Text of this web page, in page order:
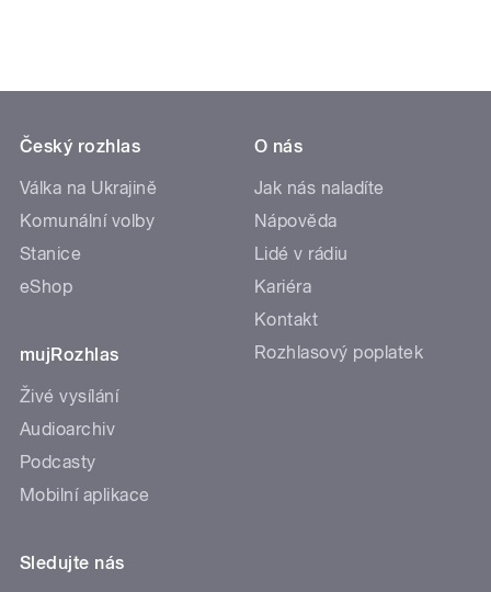
Český rozhlas
Válka na Ukrajině
Komunální volby
Stanice
eShop
mujRozhlas
Živé vysílání
Audioarchiv
Podcasty
Mobilní aplikace
O nás
Jak nás naladíte
Nápověda
Lidé v rádiu
Kariéra
Kontakt
Rozhlasový poplatek
Sledujte nás